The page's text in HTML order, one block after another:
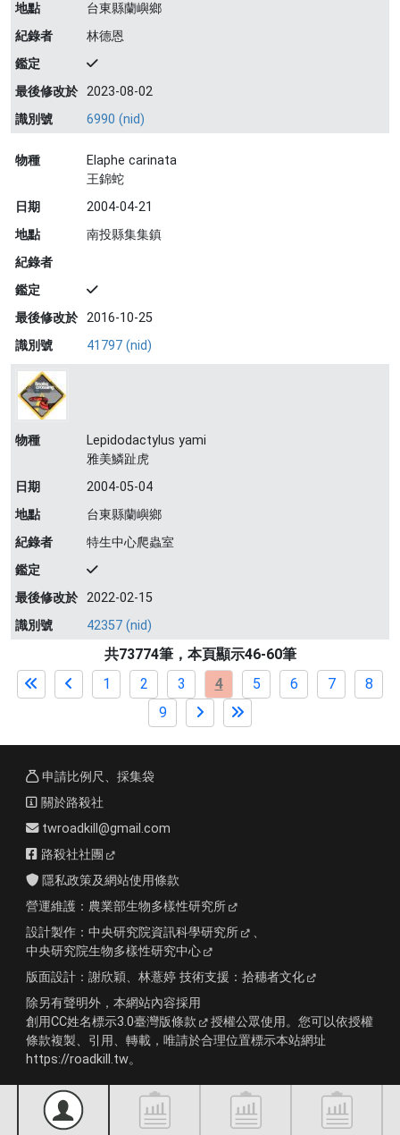
地點
台東縣蘭嶼鄉
紀錄者
林德恩
鑑定
最後修改於 2023-08-02
識別號
6990 (nid)
物種
Elaphe carinata
王錦蛇
日期
2004-04-21
地點
南投縣集集鎮
紀錄者
鑑定
最後修改於 2016-10-25
識別號
41797 (nid)
物種
Lepidodactylus yami
雅美鱗趾虎
日期
2004-05-04
地點
台東縣蘭嶼鄉
紀錄者
特生中心爬蟲室
鑑定
最後修改於 2022-02-15
識別號
42357 (nid)
共73774筆，本頁顯示46-60筆
1
2 3 4 5 6 7
8
9
申請比例尺、採集袋
關於路殺社
twroadkill@gmail.com
路殺社社團
隱私政策及網站使用條款
營運維護： 農業部生物多樣性研究所
設計製作： 中央研究院資訊科學研究所
、
中央研究院生物多樣性研究中心
版面設計： 謝欣穎、林薏婷 技術支援： 拾穗者文化
除另有聲明外，本網站內容採用
創用CC姓名標示3.0臺灣版條款
授權公眾使用。您可以依授權
條款複製、引用、轉載，唯請於合理位置標示本站網址
https://roadkill.tw。